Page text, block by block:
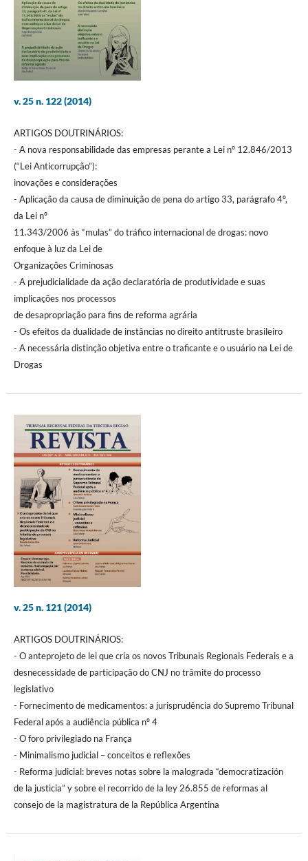
v. 25 n. 122 (2014)
ARTIGOS DOUTRINÁRIOS:
- A nova responsabilidade das empresas perante a Lei nº 12.846/2013
(“Lei Anticorrupção”):
inovações e considerações
- Aplicação da causa de diminuição de pena do artigo 33, parágrafo 4º,
da Lei nº
11.343/2006 às “mulas” do tráfico internacional de drogas: novo
enfoque à luz da Lei de
Organizações Criminosas
- A prejudicialidade da ação declaratória de produtividade e suas
implicações nos processos
de desapropriação para fins de reforma agrária
- Os efeitos da dualidade de instâncias no direito antitruste brasileiro
- A necessária distinção objetiva entre o traficante e o usuário na Lei de
Drogas
v. 25 n. 121 (2014)
ARTIGOS DOUTRINÁRIOS:
- O anteprojeto de lei que cria os novos Tribunais Regionais Federais e a
desnecessidade de participação do CNJ no trâmite do processo
legislativo
- Fornecimento de medicamentos: a jurisprudência do Supremo Tribunal
Federal após a audiência pública nº 4
- O foro privilegiado na França
- Minimalismo judicial – conceitos e reflexões
- Reforma judicial: breves notas sobre la malograda “democratización
de la justicia” y sobre el recorrido de la ley 26.855 de reformas al
consejo de la magistratura de la República Argentina